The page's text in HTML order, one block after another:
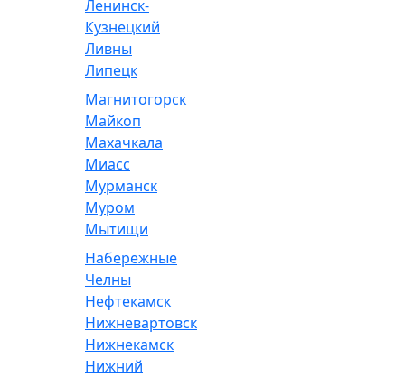
Ленинск-
Кузнецкий
Ливны
Липецк
Магнитогорск
Майкоп
Махачкала
Миасс
Мурманск
Муром
Мытищи
Набережные
Челны
Нефтекамск
Нижневартовск
Нижнекамск
Нижний